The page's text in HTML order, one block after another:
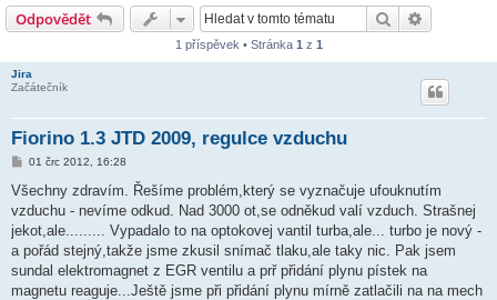
Odpovědět Hledat
1 příspěvek • Stránka 1 z 1
Jira
Začátečník
Fiorino 1.3 JTD 2009, regulce vzduchu
P
í
p
ě
e
k
01 črc 2012, 16:28
Všechny zdravím. Řešíme problém,který se vyznačuje ufouknutím
vzduchu - nevíme odkud. Nad 3000 ot,se odněkud valí vzduch. Strašnej
jekot,ale......... Vypadalo to na optokovej vantil turba,ale... turbo je nový -
a pořád stejný,takže jsme zkusil snímač tlaku,ale taky nic. Pak jsem
sundal elektromagnet z EGR ventilu a prř přidání plynu pístek na
magnetu reaguje...Ještě jsme při přidání plynu mírně zatlačili na na mech